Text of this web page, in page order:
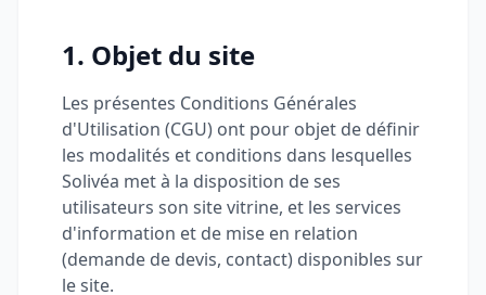
1. Objet du site
Les présentes Conditions Générales
d'Utilisation (CGU) ont pour objet de définir
les modalités et conditions dans lesquelles
Solivéa met à la disposition de ses
utilisateurs son site vitrine, et les services
d'information et de mise en relation
(demande de devis, contact) disponibles sur
le site.